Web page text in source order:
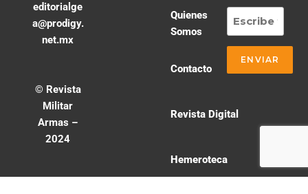
editorialge
a@prodigy.
net.mx
© Revista
Militar
Armas –
2024
Quienes
Somos
Contacto
Revista Digital
Hemeroteca